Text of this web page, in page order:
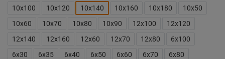
Link
auf
derselben
10x100 10x120 10x140 10x160 10x180
10x50
10x60
10x70 10x80 10x90 12x100
12x120
12x140
12x160 12x60 12x70 12x80
6x100
6x30
6x35 6x40 6x50 6x60 6x70
6x80